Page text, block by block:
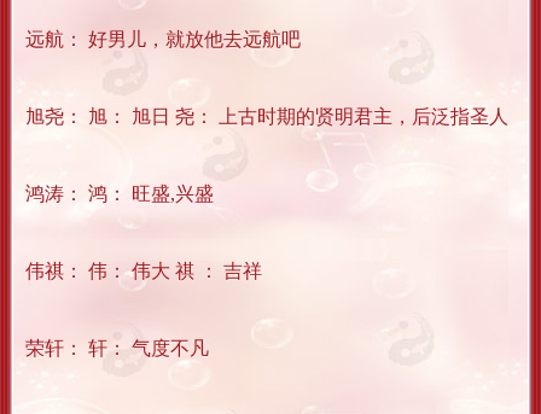
远航： 好男儿，就放他去远航吧
旭尧： 旭： 旭日 尧： 上古时期的贤明君主，后泛指圣人
鸿涛： 鸿： 旺盛,兴盛
伟祺： 伟： 伟大 祺 ： 吉祥
荣轩： 轩： 气度不凡